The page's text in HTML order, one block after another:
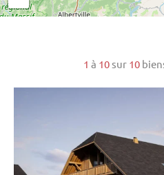
1 à 10 sur 10